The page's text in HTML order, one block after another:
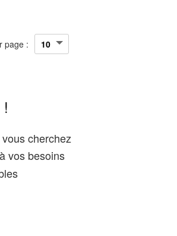
page :
cherchez
vos besoins